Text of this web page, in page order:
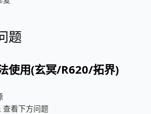
题
使用(玄冥/R620/拓界)
查看下方问题